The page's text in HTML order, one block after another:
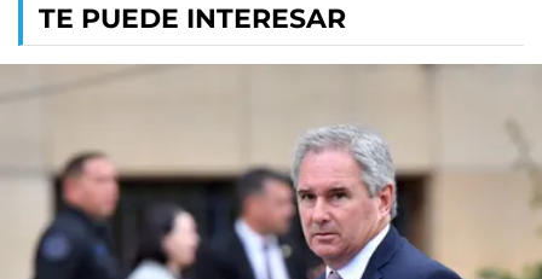
TE PUEDE INTERESAR